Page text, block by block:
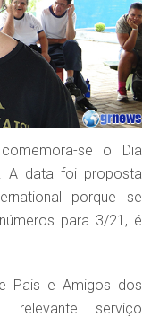
se o Dia
A data foi proposta
porque se
para 3/21, é
Pais e Amigos dos
relevante serviço